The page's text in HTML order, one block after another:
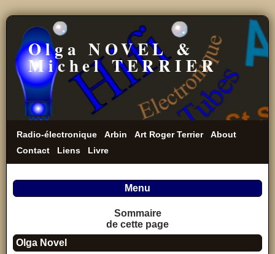
Olga NOVEL &
Michel TERRIER
Radio-électronique Arbin Art Roger Terrier
About
Contact
Liens Livre
Menu
Sommaire
de cette page
Olga Novel